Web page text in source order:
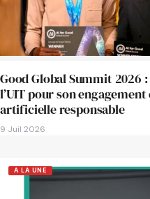
Good Global Summit 2026
l’UIT pour son
artificielle responsable
9 Juil 2026
A LA UNE